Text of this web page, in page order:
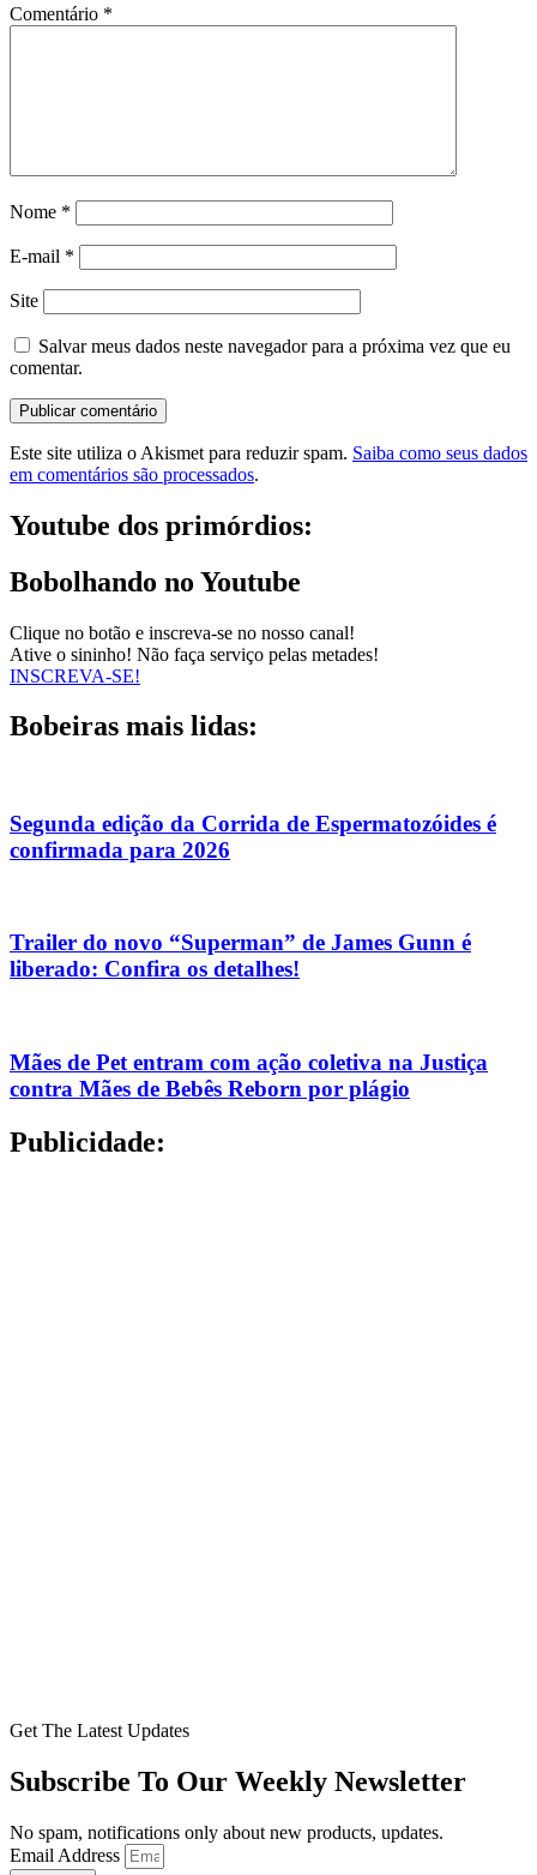
Comentário *
Nome *
E-mail *
Site
Salvar meus dados neste navegador para a próxima vez que eu
comentar.
Este site utiliza o Akismet para reduzir spam. Saiba como seus dados
em comentários são processados.
Youtube dos primórdios:
Bobolhando no Youtube
Clique no botão e inscreva-se no nosso canal!
Ative o sininho! Não faça serviço pelas metades!
INSCREVA-SE!
Bobeiras mais lidas:
Segunda edição da Corrida de Espermatozóides é
confirmada para 2026
Trailer do novo “Superman” de James Gunn é
liberado: Confira os detalhes!
Mães de Pet entram com ação coletiva na Justiça
contra Mães de Bebês Reborn por plágio
Publicidade:
Get The Latest Updates
Subscribe To Our Weekly Newsletter
No spam, notifications only about new products, updates.
Email Address